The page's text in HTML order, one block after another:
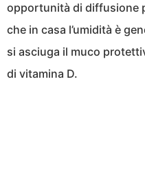
opportunità di diffusione
che in casa l’umidità è
si asciuga il muco
di vitamina D.